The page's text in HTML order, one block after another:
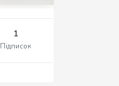
1
Підписок